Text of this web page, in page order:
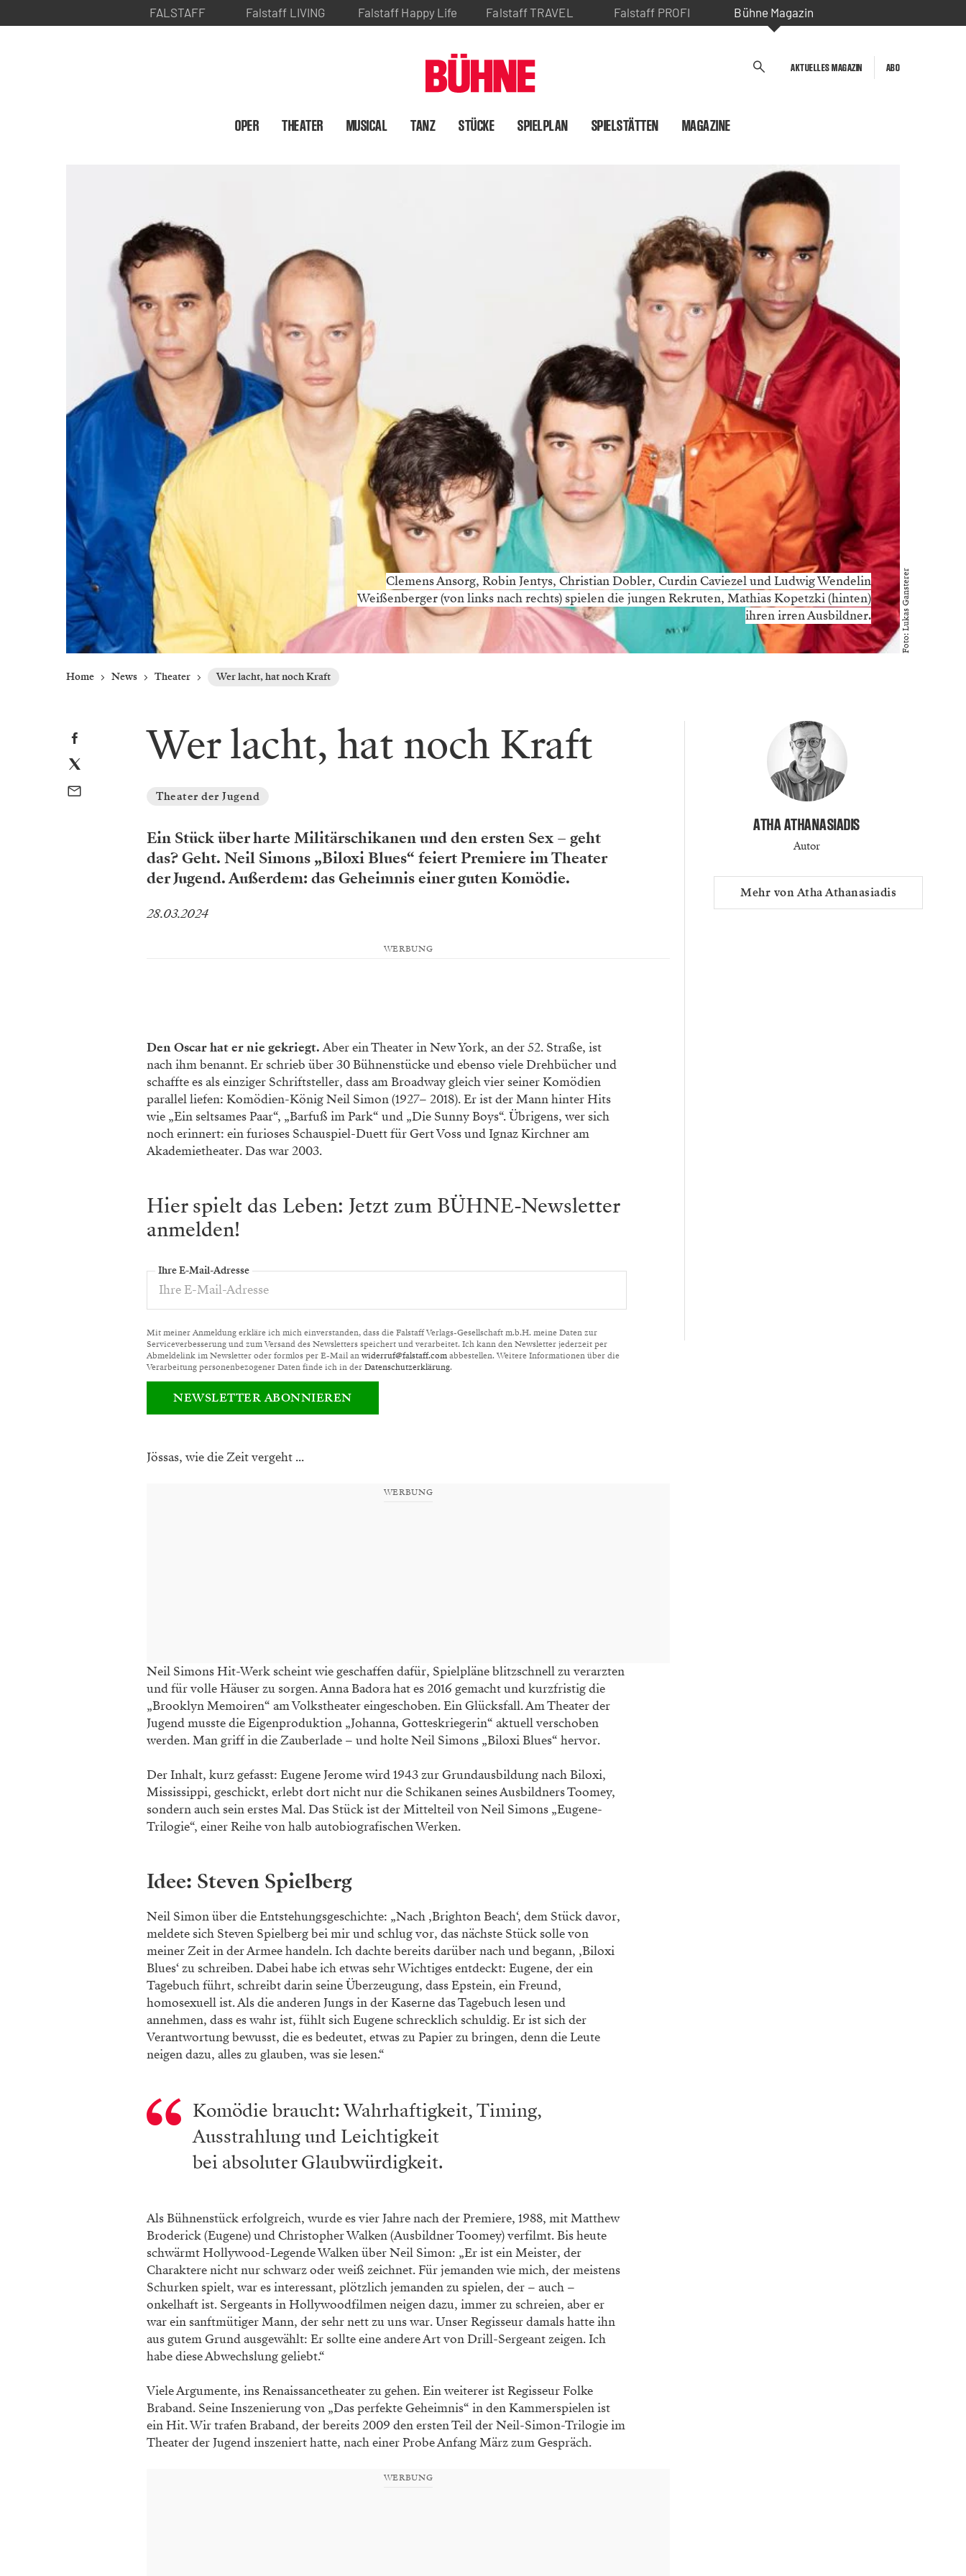
FALSTAFF Falstaff LIVING Falstaff Happy Life Falstaff TRAVEL Falstaff PROFI Bühne Magazin
AKTUELLES MAGAZIN ABO
OPER THEATER MUSICAL TANZ STÜCKE SPIELPLAN SPIELSTÄTTEN MAGAZINE
Clemens Ansorg, Robin Jentys, Christian Dobler, Curdin Caviezel und Ludwig Wendelin
Weißenberger (von links nach rechts) spielen die jungen Rekruten, Mathias Kopetzki (hinten)
ihren irren Ausbildner.
Foto: Lukas Gansterer
Home News Theater Wer lacht, hat noch Kraft
Wer lacht, hat noch Kraft
Theater der Jugend
Ein Stück über harte Militärschikanen und den ersten Sex – geht
das? Geht. Neil Simons „Biloxi Blues“ feiert Premiere im Theater
der Jugend. Außerdem: das Geheimnis einer guten Komödie.
28.03.2024
WERBUNG
Den Oscar hat er nie gekriegt.Aber ein Theater in New York, an der 52. Straße, ist
nach ihm benannt. Er schrieb über 30 Bühnenstücke und ebenso viele Drehbücher und
schaffte es als einziger Schriftsteller, dass am Broadway gleich vier seiner Komödien
parallel liefen: Komödien-König Neil Simon (1927– 2018). Er ist der Mann hinter Hits
wie „Ein seltsames Paar“, „Barfuß im Park“ und „Die Sunny Boys“. Übrigens, wer sich
noch erinnert: ein furioses Schauspiel-Duett für Gert Voss und Ignaz Kirchner am
Akademietheater. Das war 2003.
Hier spielt das Leben: Jetzt zum BÜHNE-Newsletter
anmelden!
Ihre E-Mail-Adresse
Mit meiner Anmeldung erkläre ich mich einverstanden, dass die Falstaff Verlags-Gesellschaft m.b.H. meine Daten zur
Serviceverbesserung und zum Versand des Newsletters speichert und verarbeitet. Ich kann den Newsletter jederzeit per
Abmeldelink im Newsletter oder formlos per E-Mail anwiderruf@falstaff.comabbestellen. Weitere Informationen über die
Verarbeitung personenbezogener Daten finde ich in derDatenschutzerklärung.
NEWSLETTER ABONNIEREN
Jössas, wie die Zeit vergeht ...
WERBUNG
Neil Simons Hit-Werk scheint wie geschaffen dafür, Spielpläne blitzschnell zu verarzten
und für volle Häuser zu sorgen. Anna Badora hat es 2016 gemacht und kurzfristig die
„Brooklyn Memoiren“ am Volkstheater eingeschoben. Ein Glücksfall. Am Theater der
Jugend musste die Eigenproduktion „Johanna, Gotteskriegerin“ aktuell verschoben
werden. Man griff in die Zauberlade – und holte Neil Simons „Biloxi Blues“ hervor.
Der Inhalt, kurz gefasst: Eugene Jerome wird 1943 zur Grundausbildung nach Biloxi,
Mississippi, geschickt, erlebt dort nicht nur die Schikanen seines Ausbildners Toomey,
sondern auch sein erstes Mal. Das Stück ist der Mittelteil von Neil Simons „Eugene-
Trilogie“, einer Reihe von halb autobiografischen Werken.
Idee: Steven Spielberg
Neil Simon über die Entstehungsgeschichte: „Nach ‚Brighton Beach‘, dem Stück davor,
meldete sich Steven Spielberg bei mir und schlug vor, das nächste Stück solle von
meiner Zeit in der Armee handeln. Ich dachte bereits darüber nach und begann, ‚Biloxi
Blues‘ zu schreiben. Dabei habe ich etwas sehr Wichtiges entdeckt: Eugene, der ein
Tagebuch führt, schreibt darin seine Überzeugung, dass Epstein, ein Freund,
homosexuell ist. Als die anderen Jungs in der Kaserne das Tagebuch lesen und
annehmen, dass es wahr ist, fühlt sich Eugene schrecklich schuldig. Er ist sich der
Verantwortung bewusst, die es bedeutet, etwas zu Papier zu bringen, denn die Leute
neigen dazu, alles zu glauben, was sie lesen.“
Komödie braucht: Wahrhaftigkeit, Timing,
Ausstrahlung und Leichtigkeit
bei absoluter Glaubwürdigkeit.
Als Bühnenstück erfolgreich, wurde es vier Jahre nach der Premiere, 1988, mit Matthew
Broderick (Eugene) und Christopher Walken (Ausbildner Toomey) verfilmt. Bis heute
schwärmt Hollywood-Legende Walken über Neil Simon: „Er ist ein Meister, der
Charaktere nicht nur schwarz oder weiß zeichnet. Für jemanden wie mich, der meistens
Schurken spielt, war es interessant, plötzlich jemanden zu spielen, der – auch –
onkelhaft ist. Sergeants in Hollywoodfilmen neigen dazu, immer zu schreien, aber er
war ein sanftmütiger Mann, der sehr nett zu uns war. Unser Regisseur damals hatte ihn
aus gutem Grund ausgewählt: Er sollte eine andere Art von Drill-Sergeant zeigen. Ich
habe diese Abwechslung geliebt.“
Viele Argumente, ins Renaissancetheater zu gehen. Ein weiterer ist Regisseur Folke
Braband. Seine Inszenierung von „Das perfekte Geheimnis“ in den Kammerspielen ist
ein Hit. Wir trafen Braband, der bereits 2009 den ersten Teil der Neil-Simon-Trilogie im
Theater der Jugend inszeniert hatte, nach einer Probe Anfang März zum Gespräch.
WERBUNG
ATHA ATHANASIADIS
Autor
Mehr von Atha Athanasiadis